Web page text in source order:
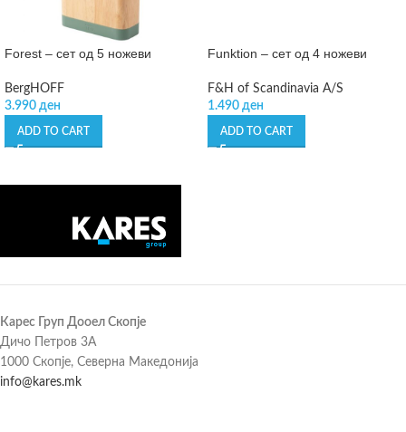
Forest – сет од 5 ножеви
BergHOFF
3.990 ден
ADD TO CART
Funktion – сет од 4 ножеви
F&H of Scandinavia A/S
1.490 ден
ADD TO CART
Карес Груп Дооел Скопје
Дичо Петров 3А
1000 Скопје, Северна Македонија
info@kares.mk